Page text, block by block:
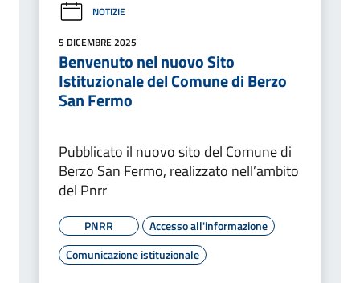
NOTIZIE
5 DICEMBRE 2025
Benvenuto nel nuovo Sito
Istituzionale del Comune di Berzo
San Fermo
Pubblicato il nuovo sito del Comune di
Berzo San Fermo, realizzato nell’ambito
del Pnrr
PNRR
Accesso all'informazione
Comunicazione istituzionale